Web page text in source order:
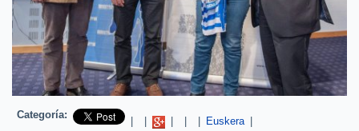
|
Pinterest
Euskera|
Categoría: